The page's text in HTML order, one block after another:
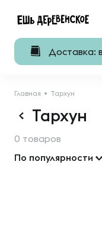
Доставка:
Главная Тархун
Тархун
0 товаров
По популярности